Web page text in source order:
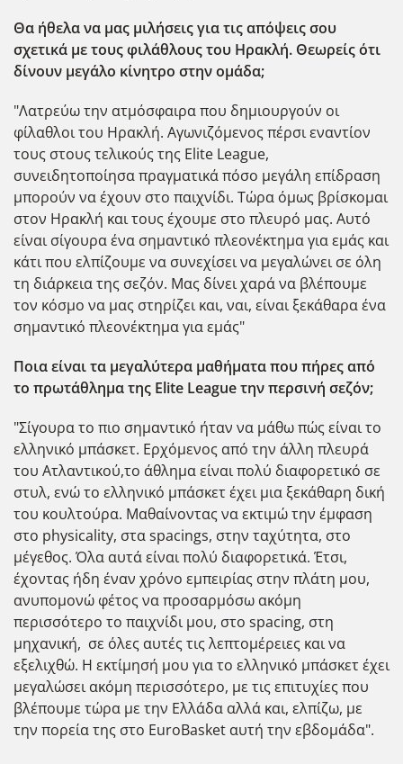
Θα ήθελα να μας μιλήσεις για τις απόψεις σου
σχετικά με τους φιλάθλους του Ηρακλή. Θεωρείς ότι
δίνουν μεγάλο κίνητρο στην ομάδα;
"Λατρεύω την ατμόσφαιρα που δημιουργούν οι
φίλαθλοι του Ηρακλή. Αγωνιζόμενος πέρσι εναντίον
τους στους τελικούς της Elite League,
συνειδητοποίησα πραγματικά πόσο μεγάλη επίδραση
μπορούν να έχουν στο παιχνίδι. Τώρα όμως βρίσκομαι
στον Ηρακλή και τους έχουμε στο πλευρό μας. Αυτό
είναι σίγουρα ένα σημαντικό πλεονέκτημα για εμάς και
κάτι που ελπίζουμε να συνεχίσει να μεγαλώνει σε όλη
τη διάρκεια της σεζόν. Μας δίνει χαρά να βλέπουμε
τον κόσμο να μας στηρίζει και, ναι, είναι ξεκάθαρα ένα
σημαντικό πλεονέκτημα για εμάς"
Ποια είναι τα μεγαλύτερα μαθήματα που πήρες από
το πρωτάθλημα της Elite League την περσινή σεζόν;
"Σίγουρα το πιο σημαντικό ήταν να μάθω πώς είναι το
ελληνικό μπάσκετ. Ερχόμενος από την άλλη πλευρά
του Ατλαντικού,το άθλημα είναι πολύ διαφορετικό σε
στυλ, ενώ το ελληνικό μπάσκετ έχει μια ξεκάθαρη δική
του κουλτούρα. Μαθαίνοντας να εκτιμώ την έμφαση
στο physicality, στα spacings, στην ταχύτητα, στο
μέγεθος. Όλα αυτά είναι πολύ διαφορετικά. Έτσι,
έχοντας ήδη έναν χρόνο εμπειρίας στην πλάτη μου,
ανυπομονώ φέτος να προσαρμόσω ακόμη
περισσότερο το παιχνίδι μου, στο spacing, στη
μηχανική, σε όλες αυτές τις λεπτομέρειες και να
εξελιχθώ. Η εκτίμησή μου για το ελληνικό μπάσκετ έχει
μεγαλώσει ακόμη περισσότερο, με τις επιτυχίες που
βλέπουμε τώρα με την Ελλάδα αλλά και, ελπίζω, με
την πορεία της στο EuroBasket αυτή την εβδομάδα".